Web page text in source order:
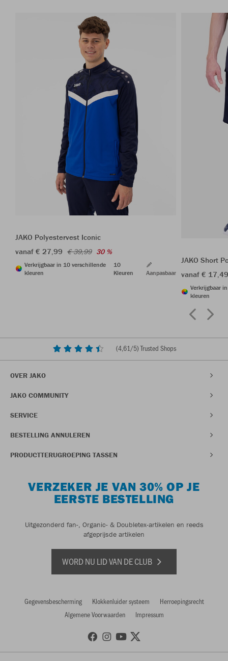
JAKO Polyestervest Iconic
vanaf € 27,99 € 39,99 30 %
Verkrijgbaar in 10 verschillende
kleuren
10
Kleuren
Aanpasbaar
JAKO Short
vanaf €
Verkrijgbaar
kleuren
(4,61/5) Trusted Shops
OVER JAKO
JAKO COMMUNITY
SERVICE
BESTELLING ANNULEREN
PRODUCTTERUGROEPING TASSEN
VERZEKER JE VAN 30% OP JE
EERSTE BESTELLING
Uitgezonderd fan-, Organic- & Doubletex-artikelen en reeds
afgeprijsde artikelen
WORD NU LID VAN DE CLUB
Gegevensbescherming Klokkenluider systeem
Herroepingsrecht
Algemene Voorwaarden
Impressum